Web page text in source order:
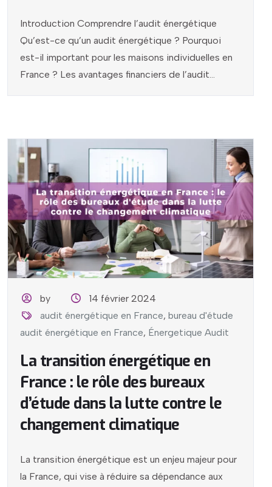
Introduction Comprendre l’audit énergétique
Qu’est-ce qu’un audit énergétique ? Pourquoi
est-il important pour les maisons individuelles en
France ? Les avantages financiers de l’audit...
by
14 février 2024
audit énergétique en France,bureau d'étude
audit énergétique en France, Énergetique Audit
La transition énergétique en
France : le rôle des bureaux
d’étude dans la lutte contre le
changement climatique
La transition énergétique est un enjeu majeur pour
la France, qui vise à réduire sa dépendance aux